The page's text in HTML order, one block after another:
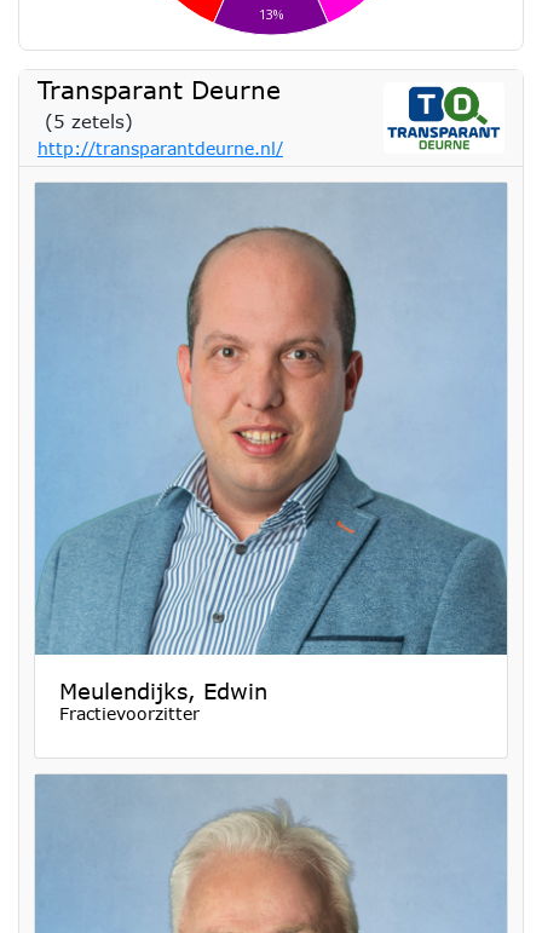
13%
Transparant Deurne
(5 zetels)
http://transparantdeurne.nl/
Meulendijks, Edwin
Fractievoorzitter